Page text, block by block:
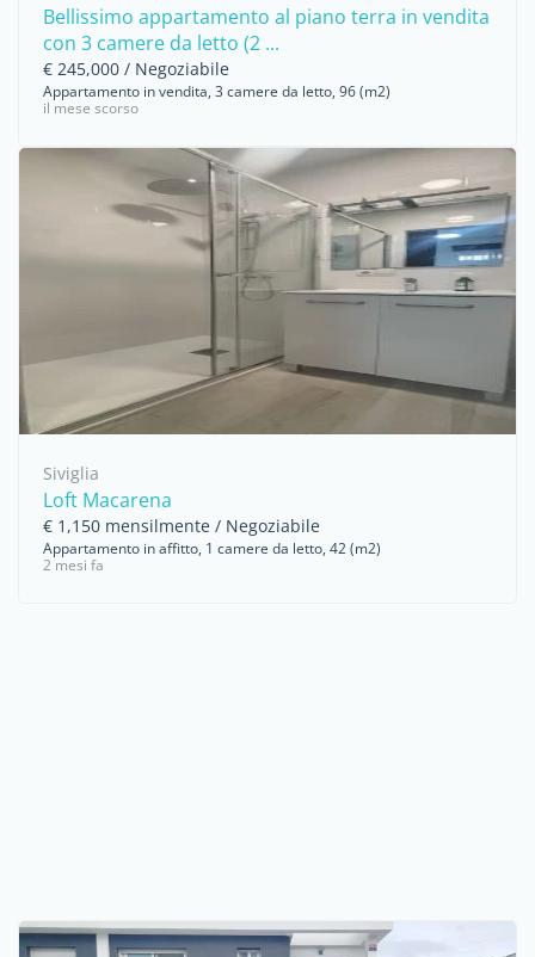
Bellissimo appartamento al piano terra in vendita
con 3 camere da letto (2 ...
€ 245,000 / Negoziabile
Appartamento in vendita, 3 camere da letto, 96 (m2)
il mese scorso
Siviglia
Loft Macarena
€ 1,150 mensilmente / Negoziabile
Appartamento in affitto, 1 camere da letto, 42 (m2)
2 mesi fa